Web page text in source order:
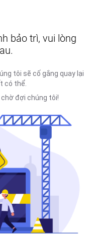
bảo trì, vui lòng
tôi sẽ cố gắng quay lại
có thể.
chờ đợi chúng tôi!